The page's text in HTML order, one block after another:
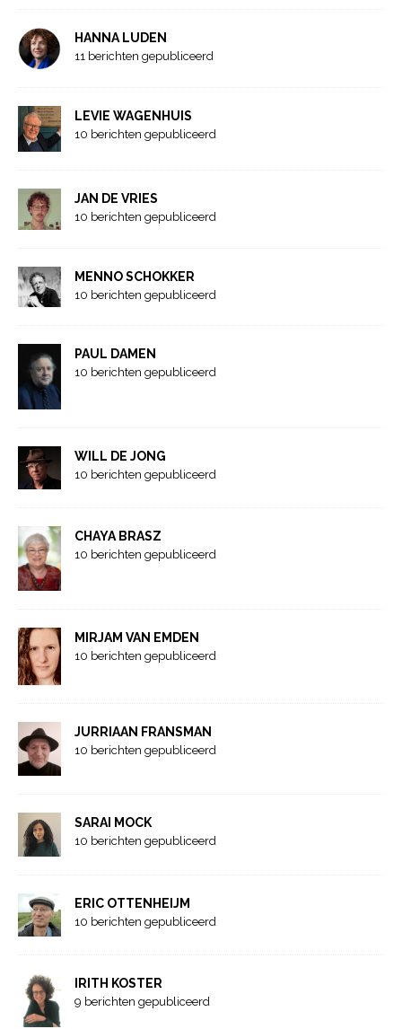
HANNA LUDEN
11 berichten gepubliceerd
LEVIE WAGENHUIS
10 berichten gepubliceerd
JAN DE VRIES
10 berichten gepubliceerd
MENNO SCHOKKER
10 berichten gepubliceerd
PAUL DAMEN
10 berichten gepubliceerd
WILL DE JONG
10 berichten gepubliceerd
CHAYA BRASZ
10 berichten gepubliceerd
MIRJAM VAN EMDEN
10 berichten gepubliceerd
JURRIAAN FRANSMAN
10 berichten gepubliceerd
SARAI MOCK
10 berichten gepubliceerd
ERIC OTTENHEIJM
10 berichten gepubliceerd
IRITH KOSTER
9 berichten gepubliceerd